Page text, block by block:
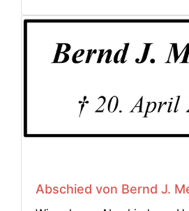
Abschied von Bernd J.